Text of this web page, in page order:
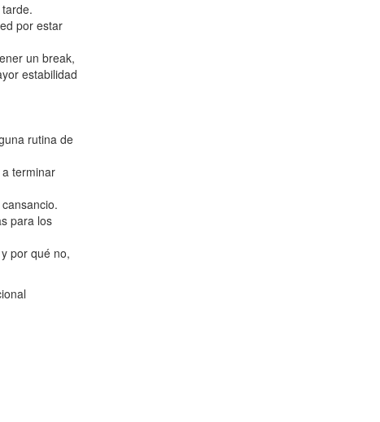
por estar
un break,
estabilidad
rutina de
terminar
para los
por qué no,